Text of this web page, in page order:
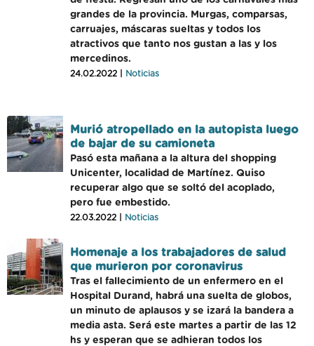
grandes de la provincia. Murgas, comparsas,
carruajes, máscaras sueltas y todos los
atractivos que tanto nos gustan a las y los
mercedinos.
24.02.2022 | Noticias
Murió atropellado en la autopista luego
de bajar de su camioneta
Pasó esta mañana a la altura del shopping
Unicenter, localidad de Martínez. Quiso
recuperar algo que se soltó del acoplado,
pero fue embestido.
22.03.2022 | Noticias
Homenaje a los trabajadores de salud
que murieron por coronavirus
Tras el fallecimiento de un enfermero en el
Hospital Durand, habrá una suelta de globos,
un minuto de aplausos y se izará la bandera a
media asta. Será este martes a partir de las 12
hs y esperan que se adhieran todos los